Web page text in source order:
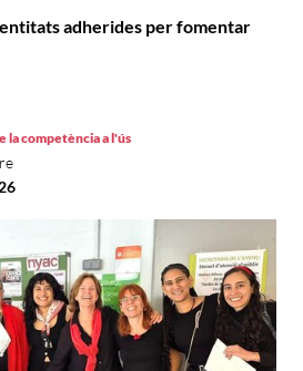
adherides per fomentar
la competència a l'ús